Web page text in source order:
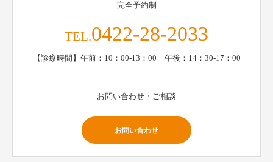
完全予約制
TEL.0422-28-2033
【診療時間】午前：10：00-13：00 午後：14：30-17：00
お問い合わせ・ご相談
お問い合わせ